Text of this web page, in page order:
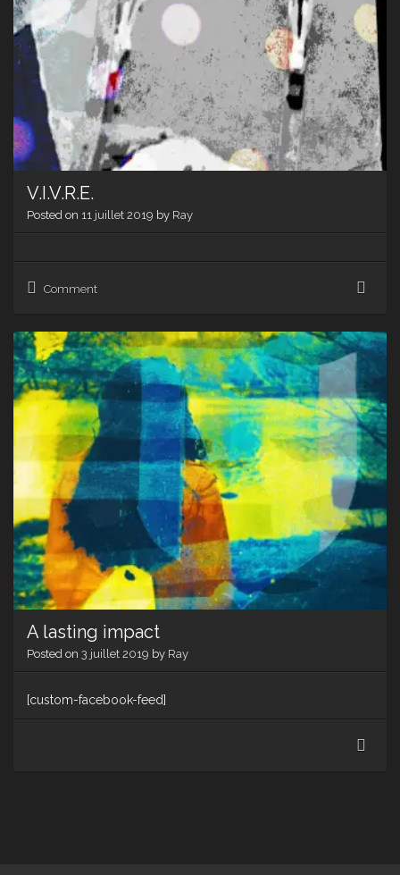
V.I.V.R.E.
Posted on 11 juillet 2019 by Ray
Comment
A lasting impact
Posted on 3 juillet 2019 by Ray
[custom-facebook-feed]